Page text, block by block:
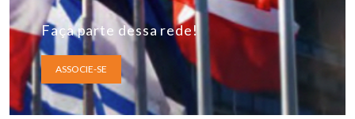
Faça parte dessa rede!
ASSOCIE-SE